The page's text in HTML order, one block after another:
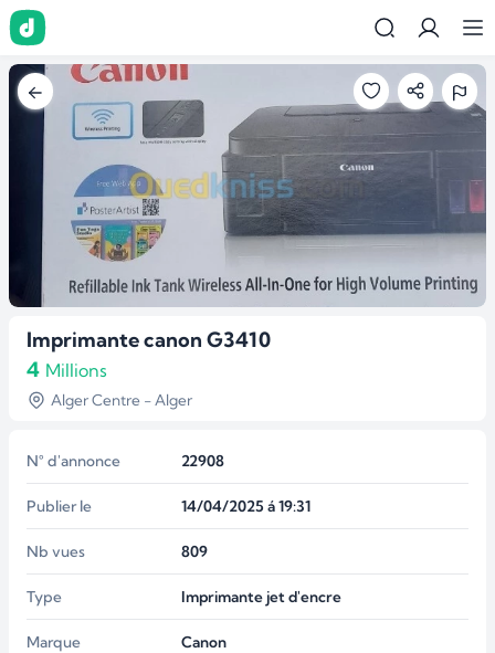
Imprimante canon G3410
4 Millions
Alger Centre - Alger
N° d'annonce 22908
Publier le 14/04/2025 á 19:31
Nb vues 809
Type Imprimante jet d'encre
Marque Canon